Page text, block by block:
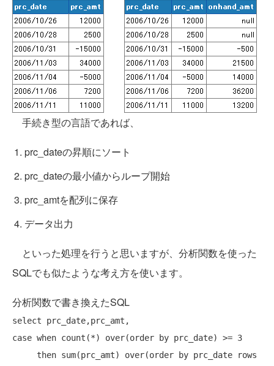
手続き型の言語であれば、
prc_dateの昇順にソート
prc_dateの最小値からループ開始
prc_amtを配列に保存
データ出力
といった処理を行うと思いますが、分析関数を使った
SQLでも似たような考え方を使います。
分析関数で書き換えたSQL
select
case when count(*) over(order by prc_date) >= 3
then sum(prc_amt) over(order by prc_date
rows